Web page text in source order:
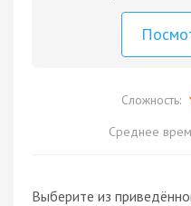
Сложность:
Среднее
Выберите из